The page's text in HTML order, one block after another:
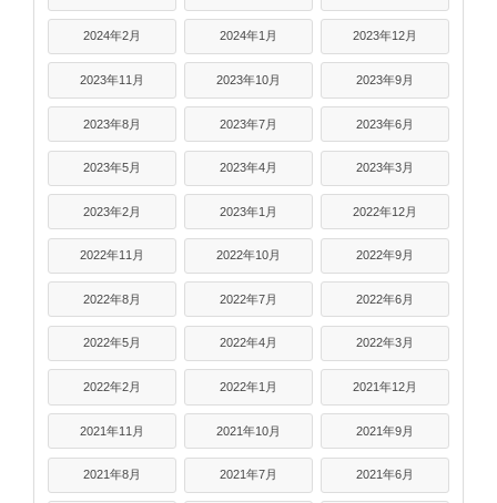
2024年2月 2024年1月 2023年12月
2023年11月 2023年10月 2023年9月
2023年8月 2023年7月 2023年6月
2023年5月 2023年4月 2023年3月
2023年2月 2023年1月 2022年12月
2022年11月 2022年10月 2022年9月
2022年8月 2022年7月 2022年6月
2022年5月 2022年4月 2022年3月
2022年2月 2022年1月 2021年12月
2021年11月 2021年10月 2021年9月
2021年8月 2021年7月 2021年6月